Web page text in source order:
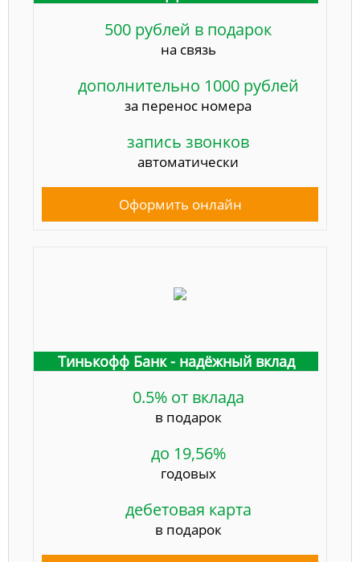
500 рублей в подарок
на связь
дополнительно 1000 рублей
за перенос номера
запись звонков
автоматически
Оформить онлайн
Тинькофф Банк - надёжный вклад
0.5% от вклада
в подарок
до 19,56%
годовых
дебетовая карта
в подарок